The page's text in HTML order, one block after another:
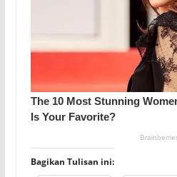
Bagikan Tulisan ini: